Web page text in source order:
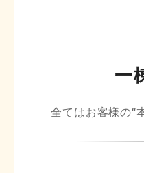
一
全てはお客様の“